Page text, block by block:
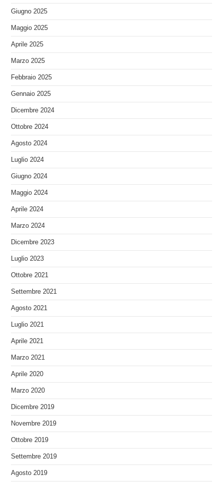
Giugno 2025
Maggio 2025
Aprile 2025
Marzo 2025
Febbraio 2025
Gennaio 2025
Dicembre 2024
Ottobre 2024
Agosto 2024
Luglio 2024
Giugno 2024
Maggio 2024
Aprile 2024
Marzo 2024
Dicembre 2023
Luglio 2023
Ottobre 2021
Settembre 2021
Agosto 2021
Luglio 2021
Aprile 2021
Marzo 2021
Aprile 2020
Marzo 2020
Dicembre 2019
Novembre 2019
Ottobre 2019
Settembre 2019
Agosto 2019